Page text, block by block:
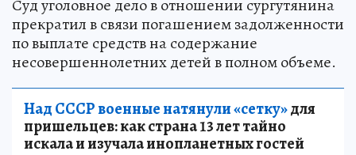
Суд уголовное дело в отношении сургутянина
прекратил в связи погашением задолженности
по выплате средств на содержание
несовершеннолетних детей в полном объеме.
Над СССР военные натянули «сетку»для
пришельцев: как страна 13 лет тайно
искала и изучала инопланетных гостей